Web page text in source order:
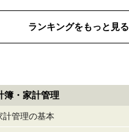
ランキングをもっと見る
簿・家計管理
計管理の基本